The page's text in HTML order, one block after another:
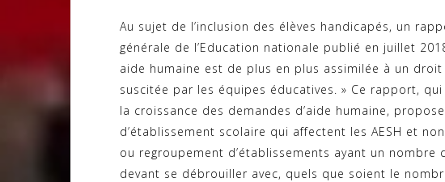
Au sujet de l’inclusion des élèves handicapés, un
générale de l’Education nationale publié en juillet
aide humaine est de plus en plus assimilée à un
suscitée par les équipes éducatives. » Ce rapport,
la croissance des demandes d’aide humaine,
d’établissement scolaire qui affectent les AESH et
ou regroupement d’établissements ayant un nombre
devant se débrouiller avec, quels que soient le